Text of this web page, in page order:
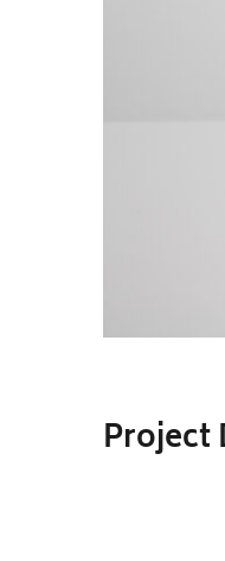
Project